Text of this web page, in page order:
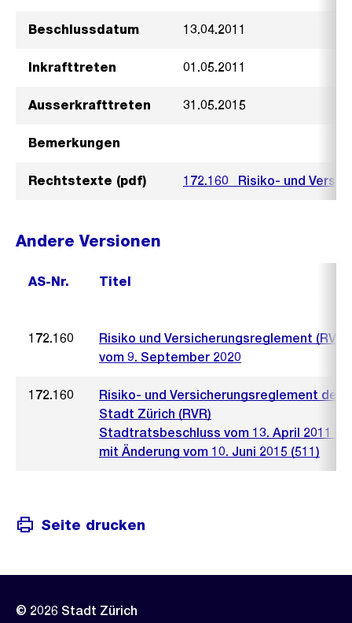
Beschlussdatum 13.04.2011
Inkrafttreten 01.05.2011
Ausserkrafttreten 31.05.2015
Bemerkungen
Rechtstexte (pdf) 172.160_ Risiko- und
Andere Versionen
AS-Nr. Titel
172.160
Risiko und Versicherungsreglement (RVR)
vom 9. September 2020
172.160
Risiko- und Versicherungsreglement der
Stadt Zürich (RVR)
Stadtratsbeschluss vom 13. April 2011
mit Änderung vom 10. Juni 2015 (511)
Seite drucken
© 2026 Stadt Zürich